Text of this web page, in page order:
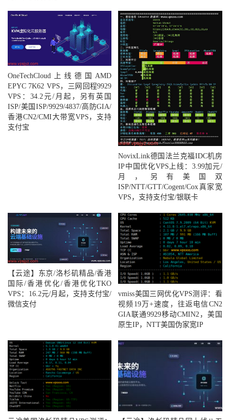
OneTechCloud上线德国AMD
EPYC 7K62 VPS，三网回程9929
VPS：34.2元/月起，另有英国
ISP/美国ISP/9929/4837/高防GIA/
香港CN2/CMI大带宽VPS，支持
支付宝
NovixLink德国法兰克福IDC机房
IP中国优化VPS上线：3.99加元/
月，另有美国双
ISP/NTT/GTT/Cogent/Cox真家宽
VPS，支持支付宝/银联卡
【云途】东京/洛杉矶精品/香港
国际/香港优化/香港优化TKO
VPS：16.2元/月起，支持支付宝/
微信支付
vmiss美国三网优化VPS测评：看
视频19万+速度，往返电信CN2
GIA联通9929移动CMIN2，美国
原生IP，NTT美国伪家宽IP